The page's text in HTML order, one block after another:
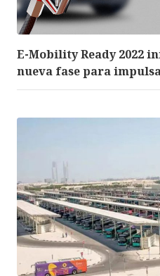
E-Mobility Ready 2022
nueva fase para